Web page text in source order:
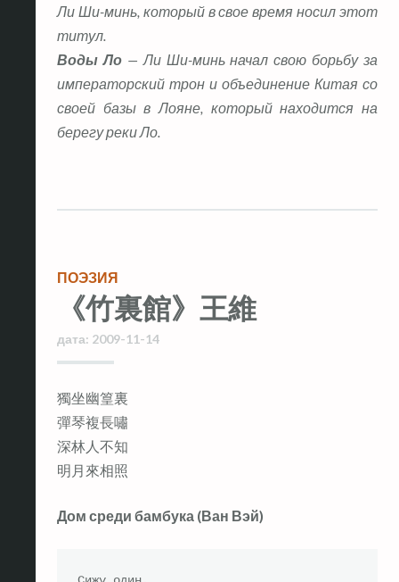
Ли Ши-минь, который в свое время носил этот
титул.
Воды Ло— Ли Ши-минь начал свою борьбу за
императорский трон и объединение Китая со
своей базы в Лояне, который находится на
берегу реки Ло.
ПОЭЗИЯ
《竹裏館》王維
дата: 2009-11-14
獨坐幽篁裏
彈琴複長嘯
深林人不知
明月來相照
Дом среди бамбука (Ван Вэй)